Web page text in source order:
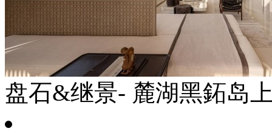
盘石&继景- 麓湖黑鉐岛